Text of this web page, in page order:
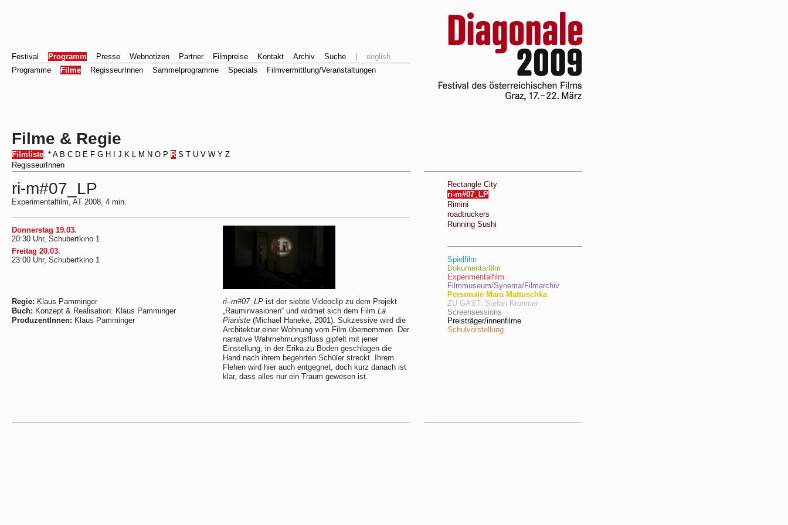
Festival Programm Presse Webnotizen Partner Filmpreise Kontakt Archiv Suche
english
Programme
Filme RegisseurInnen Sammelprogramme Specials Filmvermittlung/Veranstaltungen
Filme & Regie
Filmliste: * A B C D E F G H J K L M N O P R S T U V W Y Z
RegisseurInnen
ri-m#07_LP
Experimentalfilm, AT 2008, 4 min.
Donnerstag 19.03.
20:30 Uhr, Schubertkino 1
Freitag 20.03.
23:00 Uhr, Schubertkino 1
Regie: Klaus Pamminger
Buch: Konzept & Realisation: Klaus Pamminger
ProduzentInnen: Klaus Pamminger
ri–m#07_LP ist der siebte Videoclip zu dem Projekt
„Rauminvasionen“ und widmet sich dem Film La
Pianiste (Michael Haneke, 2001). Sukzessive wird die
Architektur einer Wohnung vom Film übernommen. Der
narrative Wahrnehmungsfluss gipfelt mit jener
Einstellung, in der Erika zu Boden geschlagen die
Hand nach ihrem begehrten Schüler streckt. Ihrem
Flehen wird hier auch entgegnet, doch kurz danach ist
klar, dass alles nur ein Traum gewesen ist.
Rectangle City
ri-m#07_LP
Rimini
roadtruckers
Running Sushi
Spielfilm
Dokumentarfilm
Experimentalfilm
Filmmuseum/Synema/Filmarchiv
Personale Mara Mattuschka
ZU GAST: Stefan Krohmer
Screensessions
Preisträger/innenfilme
Schulvorstellung